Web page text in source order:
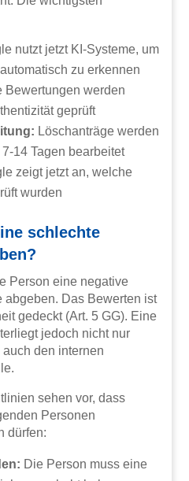
nutzt jetzt KI-Systeme, um
zu erkennen
Bewertungen werden
geprüft
Löschanträge werden
14 Tagen bearbeitet
zeigt jetzt an, welche
wurden
schlechte
Person eine negative
abgeben. Das Bewerten ist
gedeckt (Art. 5 GG). Eine
jedoch nicht nur
den internen
sehen vor, dass
Personen
dürfen:
Die Person muss eine